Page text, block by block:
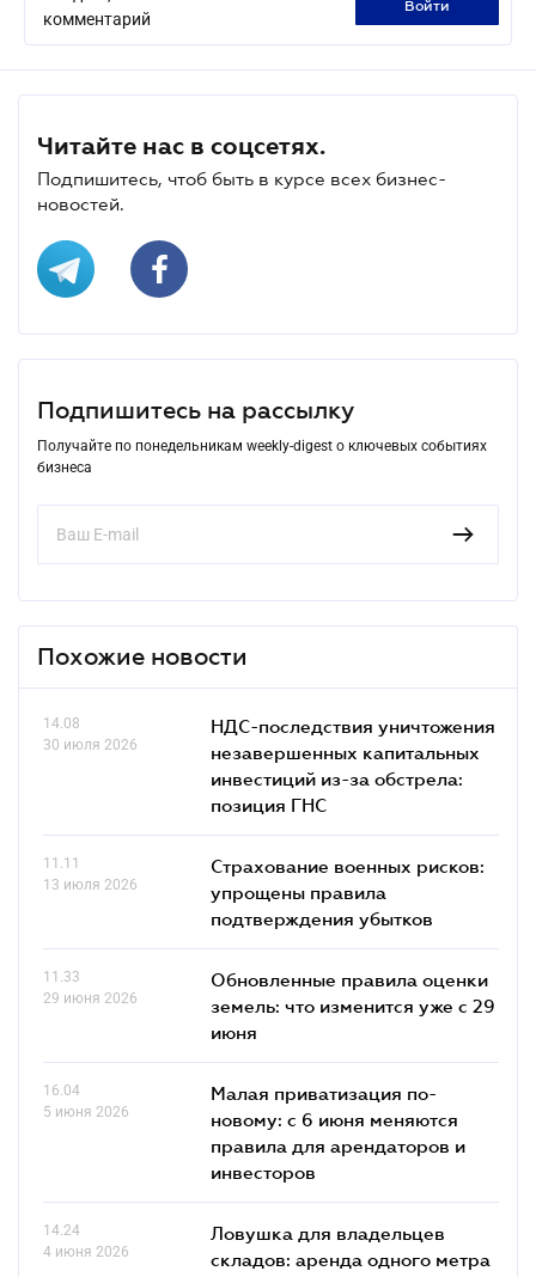
комментарий
войти
Читайте нас в соцсетях.
Подпишитесь, чтоб быть в курсе всех бизнес-
новостей.
Подпишитесь на рассылку
Получайте по понедельникам weekly-digest о ключевых событиях
бизнеса
Похожие новости
14.08
30 июля 2026
НДС-последствия уничтожения
незавершенных капитальных
инвестиций из-за обстрела:
позиция ГНС
11.11
13 июля 2026
Страхование военных рисков:
упрощены правила
подтверждения убытков
11.33
29 июня 2026
Обновленные правила оценки
земель: что изменится уже с 29
июня
16.04
5 июня 2026
Малая приватизация по-
новому: с 6 июня меняются
правила для арендаторов и
инвесторов
14.24
4 июня 2026
Ловушка для владельцев
складов: аренда одного метра